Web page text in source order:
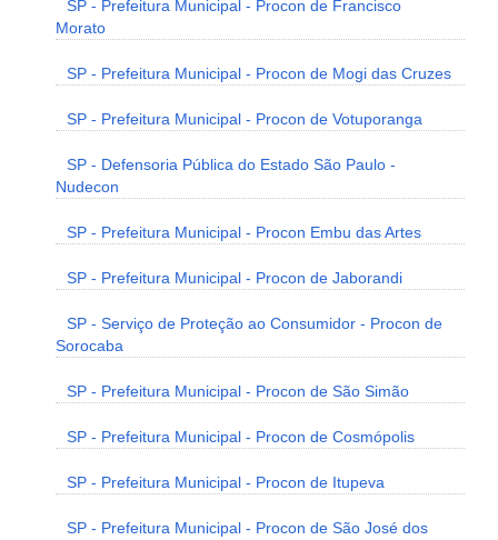
SP - Prefeitura Municipal - Procon de Francisco
Morato
SP - Prefeitura Municipal - Procon de Mogi das Cruzes
SP - Prefeitura Municipal - Procon de Votuporanga
SP - Defensoria Pública do Estado São Paulo -
Nudecon
SP - Prefeitura Municipal - Procon Embu das Artes
SP - Prefeitura Municipal - Procon de Jaborandi
SP - Serviço de Proteção ao Consumidor - Procon de
Sorocaba
SP - Prefeitura Municipal - Procon de São Simão
SP - Prefeitura Municipal - Procon de Cosmópolis
SP - Prefeitura Municipal - Procon de Itupeva
SP - Prefeitura Municipal - Procon de São José dos